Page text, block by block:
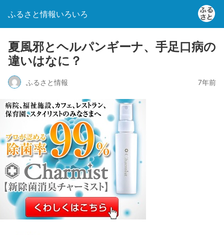
ふるさと情報いろいろ
夏風邪とヘルパンギーナ、手足口病の
違いはなに？
ふるさと情報 7年前